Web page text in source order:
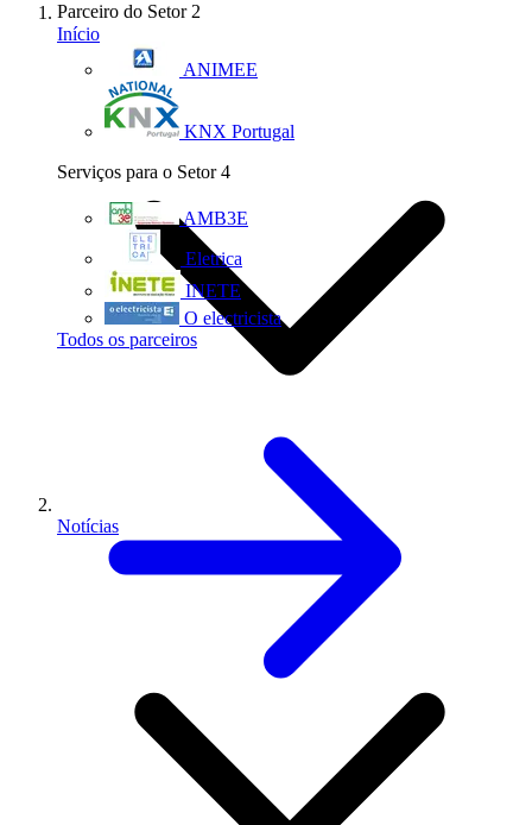
Parceiro do Setor 2
ANIMEE
KNX Portugal
Serviços para o Setor 4
AMB3E
Eletrica
INETE
O electricista
Todos os parceiros
Início
Notícias